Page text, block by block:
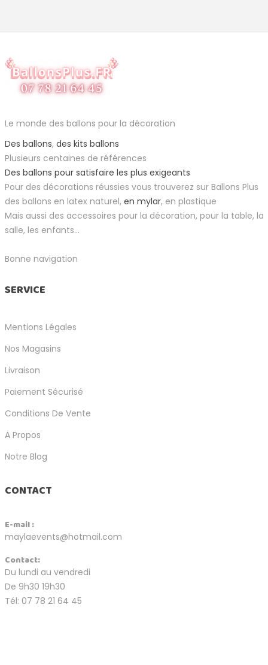
Le monde des ballons pour la décoration
Des ballons, des kits ballons
Plusieurs centaines de références
Des ballons pour satisfaire les plus exigeants
Pour des décorations réussies vous trouverez sur Ballons Plus
des ballons en latex naturel, en mylar, en plastique
Mais aussi des accessoires pour la décoration, pour la table, la
salle, les enfants...
Bonne navigation
SERVICE
Mentions Légales
Nos Magasins
Livraison
Paiement Sécurisé
Conditions De Vente
A Propos
Notre Blog
CONTACT
E-mail :
maylaevents@hotmail.com
Contact:
Du lundi au vendredi
De 9h30 19h30
Tél: 07 78 21 64 45